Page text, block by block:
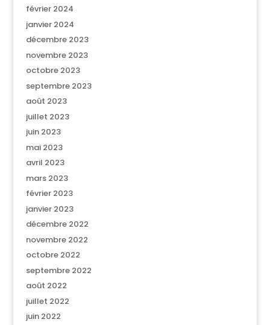
février 2024
janvier 2024
décembre 2023
novembre 2023
octobre 2023
septembre 2023
août 2023
juillet 2023
juin 2023
mai 2023
avril 2023
mars 2023
février 2023
janvier 2023
décembre 2022
novembre 2022
octobre 2022
septembre 2022
août 2022
juillet 2022
juin 2022